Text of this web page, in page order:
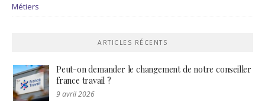
Métiers
ARTICLES RÉCENTS
Peut-on demander le changement de notre conseiller
france travail ?
9 avril 2026